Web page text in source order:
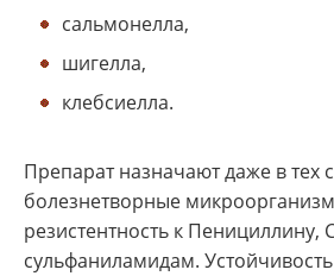
сальмонелла,
шигелла,
клебсиелла.
Препарат назначают даже в тех
болезнетворные
резистентность к Пенициллину,
сульфаниламидам.